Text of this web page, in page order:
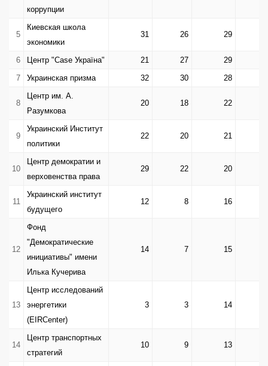
коррупции
5
Киевская школа
экономики
31 26 29
6 Центр "Case Україна" 21 27
29
7
Украинская призма 32 30 28
8
Центр им. А.
Разумкова
20 18 22
9
Украинский Институт
политики
22 20 21
10
Центр демократии и
верховенства права
29 22 20
11
Украинский институт
будущего
12 8 16
12
Фонд
"Демократические
инициативы" имени
Илька Кучерива
14 7 15
13
Центр исследований
энергетики
(EIRCenter)
3 3 14
14
Центр транспортных
стратегий
10 9 13